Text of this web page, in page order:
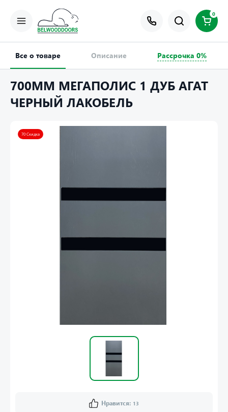
0
Все о товаре Описание Рассрочка 0%
700ММ МЕГАПОЛИС 1 ДУБ АГАТ
ЧЕРНЫЙ ЛАКОБЕЛЬ
Нравится: 13
70 Скидка